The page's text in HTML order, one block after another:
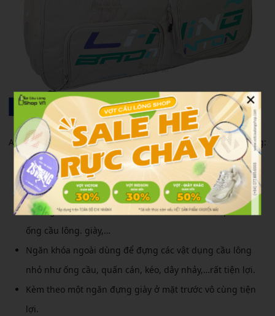
ABJR024-2 chính hãng được thiết kế nhiều ngăn chuyên dụng:
Một ngăn chính rộng rãi dùng để đựng vợt, tối đa lên
đến 4 cây.
Một ngăn vừa đủ lớn để được thoải mái 3-4 bộ quần áo,
ống cầu lông. giày,…
Ngăn khóa ngoài dùng để đựng các vật dụng cầu lông
nhỏ như ống cầu, quấn cán, kéo, dây nhảy,…rất tiện lợi.
Kèm theo một ngăn đựng giày ở mặt trước vô cùng tiện
lợi.
×